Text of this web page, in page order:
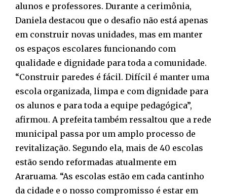
alunos e professores. Durante a cerimônia,
Daniela destacou que o desafio não está apenas
em construir novas unidades, mas em manter
os espaços escolares funcionando com
qualidade e dignidade para toda a comunidade.
“Construir paredes é fácil. Difícil é manter uma
escola organizada, limpa e com dignidade para
os alunos e para toda a equipe pedagógica”,
afirmou. A prefeita também ressaltou que a rede
municipal passa por um amplo processo de
revitalização. Segundo ela, mais de 40 escolas
estão sendo reformadas atualmente em
Araruama. “As escolas estão em cada cantinho
da cidade e o nosso compromisso é estar em